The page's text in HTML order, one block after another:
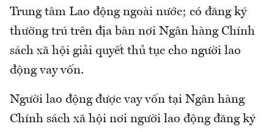
Trung tâm Lao động ngoài nước; có đăng ký
thường trú trên địa bàn nơi Ngân hàng Chính
sách xã hội giải quyết thủ tục cho người lao
động vay vốn.
Người lao động được vay vốn tại Ngân hàng
Chính sách xã hội nơi người lao động đăng ký